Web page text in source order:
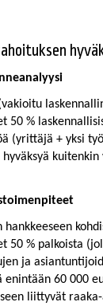
50 %
(yrittäjä + yksi
hyväksyä
hankkeeseen
50 % palkoista
ja
enintään 60 000
liittyvät